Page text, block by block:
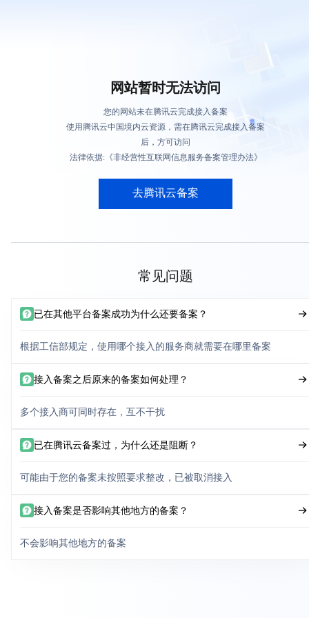
网站暂时无法访问
您的网站未在腾讯云完成接入备案
使用腾讯云中国境内云资源，需在腾讯云完成接入备案
后，方可访问
法律依据:《非经营性互联网信息服务备案管理办法》
去腾讯云备案
常见问题
已在其他平台备案成功为什么还要备案？
根据工信部规定，使用哪个接入的服务商就需要在哪里备案
接入备案之后原来的备案如何处理？
多个接入商可同时存在，互不干扰
已在腾讯云备案过，为什么还是阻断？
可能由于您的备案未按照要求整改，已被取消接入
接入备案是否影响其他地方的备案？
不会影响其他地方的备案